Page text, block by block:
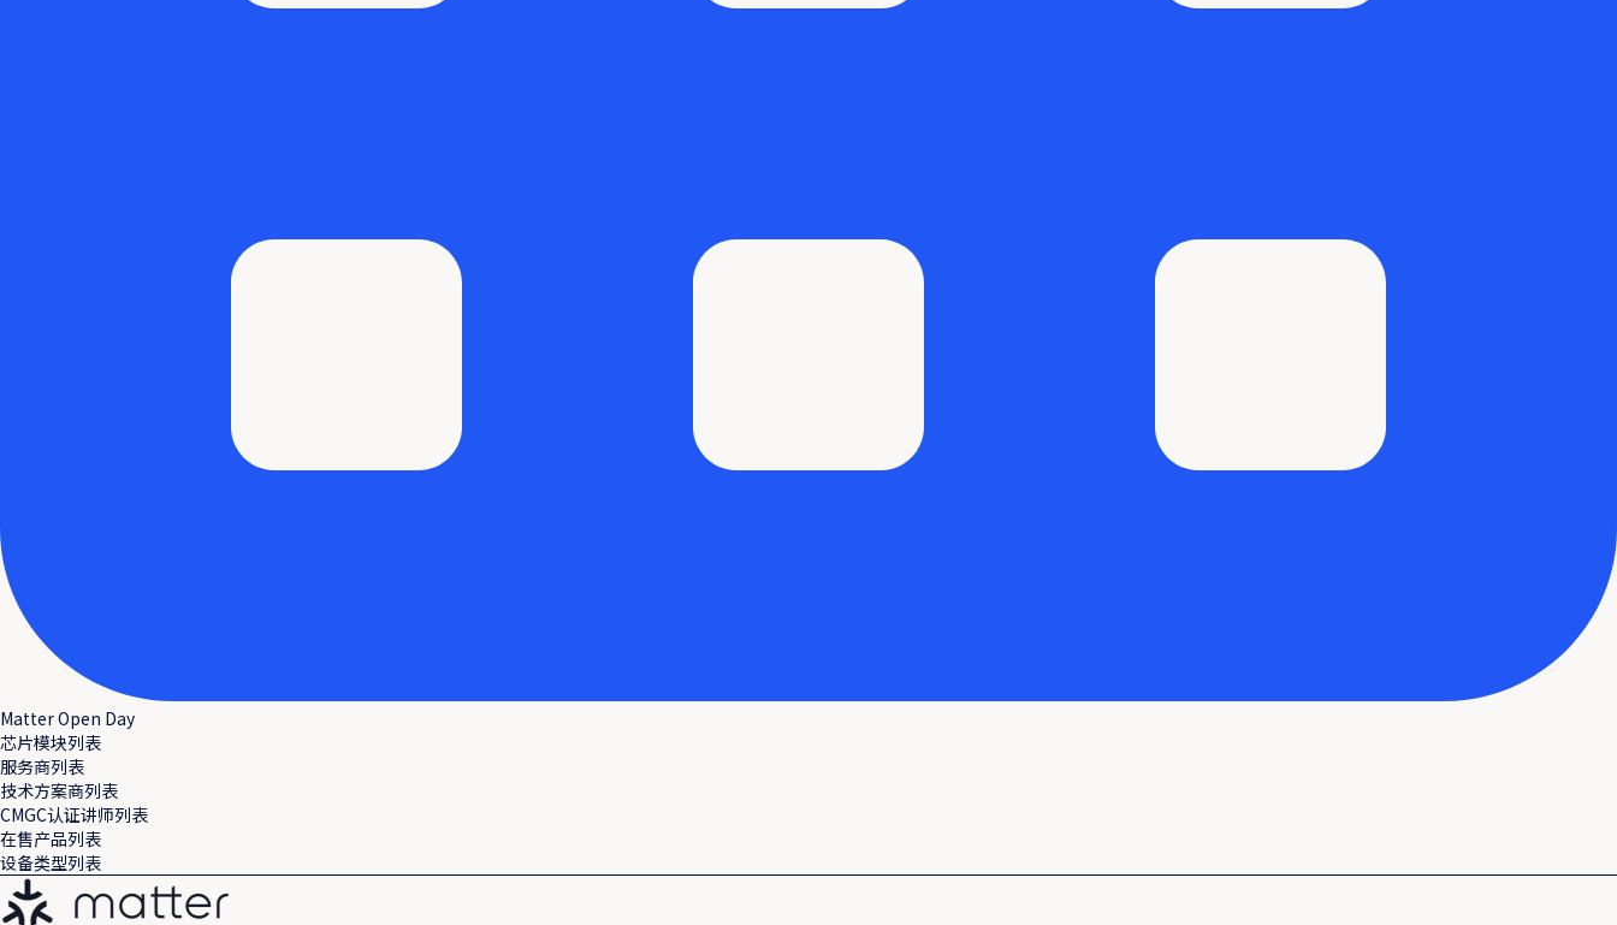
Matter Open Day
芯片模块列表
服务商列表
技术方案商列表
CMGC认证讲师列表
在售产品列表
设备类型列表